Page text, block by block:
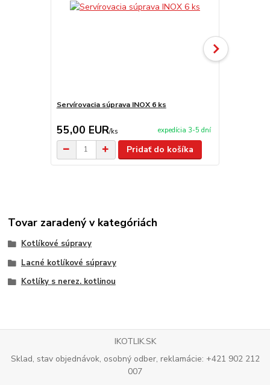
Servírovacia súprava INOX 6 ks
55,00 EUR/ks expedícia 3-5 dní
Pridať do košíka
Tovar zaradený v kategóriách
Kotlíkové súpravy
Lacné kotlíkové súpravy
Kotlíky s nerez. kotlinou
IKOTLIK.SK
Sklad, stav objednávok, osobný odber, reklamácie: +421 902 212
007